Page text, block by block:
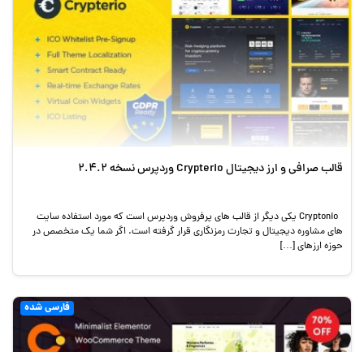
قالب صرافی و ارز دیجیتال Crypterio وردپرس نسخه 2.4.2
Cryptonio یکی دیگر از قالب های پرفروش وردپرس است که مورد استفاده سایت
های مشاوره دیجیتال و تجارت رمزنگاری قرار گرفته است. اگر شما یک متخصص در
حوزه ارزهای […]
فارسی شده